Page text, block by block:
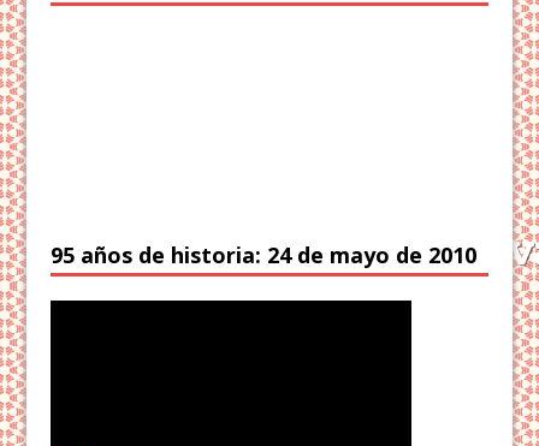
95 años de historia: 24 de mayo de 2010